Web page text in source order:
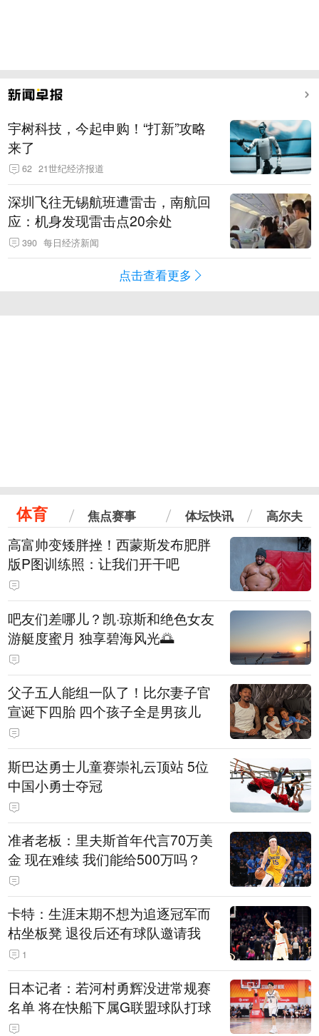
宇树科技，今起申购！“打新”攻略
来了
62 21世纪经济报道
深圳飞往无锡航班遭雷击，南航回
应：机身发现雷击点20余处
390 每日经济新闻
点击查看更多
体育 焦点赛事 体坛快讯 高尔夫
高富帅变矮胖挫！西蒙斯发布肥胖
版P图训练照：让我们开干吧
吧友们差哪儿？凯·琼斯和绝色女友
游艇度蜜月 独享碧海风光🌅
父子五人能组一队了！比尔妻子官
宣诞下四胎 四个孩子全是男孩儿
斯巴达勇士儿童赛崇礼云顶站 5位
中国小勇士夺冠
准者老板：里夫斯首年代言70万美
金 现在难续 我们能给500万吗？
卡特：生涯末期不想为追逐冠军而
枯坐板凳 退役后还有球队邀请我
1
日本记者：若河村勇辉没进常规赛
名单 将在快船下属G联盟球队打球